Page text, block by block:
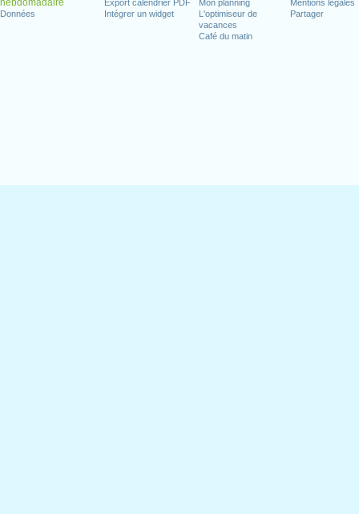
hebdomadaire
Données
Export calendrier PDF
Intégrer un widget
Mon planning
L'optimiseur de
vacances
Café du matin
Mentions légales
Partager